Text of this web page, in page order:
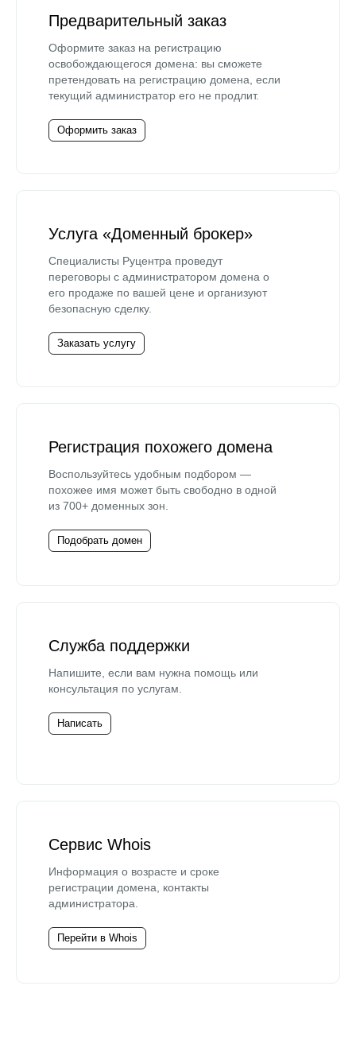
Предварительный заказ
Оформите заказ на регистрацию
освобождающегося домена: вы сможете
претендовать на регистрацию домена, если
текущий администратор его не продлит.
Оформить заказ
Услуга «Доменный брокер»
Специалисты Руцентра проведут
переговоры с администратором домена о
его продаже по вашей цене и организуют
безопасную сделку.
Заказать услугу
Регистрация похожего домена
Воспользуйтесь удобным подбором —
похожее имя может быть свободно в одной
из 700+ доменных зон.
Подобрать домен
Служба поддержки
Напишите, если вам нужна помощь или
консультация по услугам.
Написать
Сервис Whois
Информация о возрасте и сроке
регистрации домена, контакты
администратора.
Перейти в Whois